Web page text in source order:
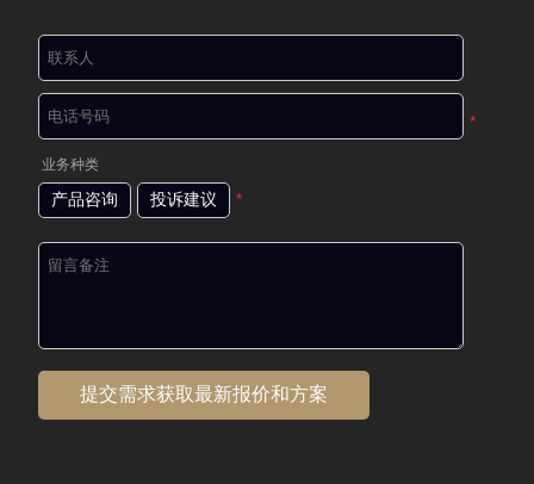
*
业务种类
产品咨询 投诉建议 *